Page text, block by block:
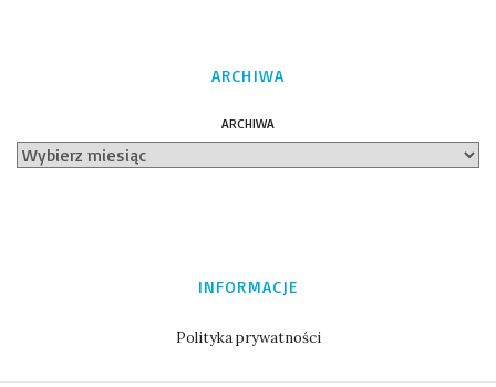
ARCHIWA
ARCHIWA
INFORMACJE
Polityka prywatności